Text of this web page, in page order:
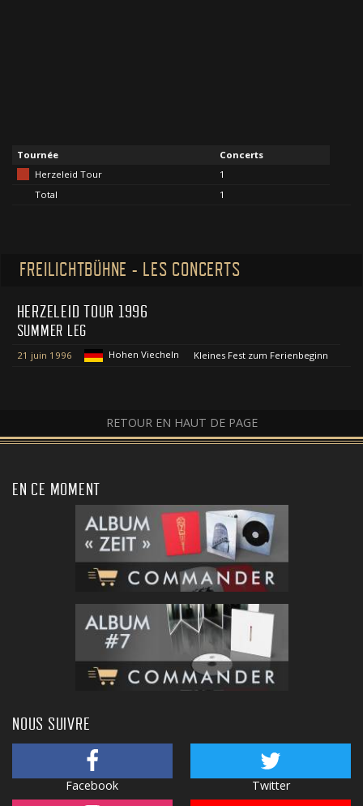
Tournée
Concerts
Herzeleid Tour
1
Total
1
FREILICHTBÜHNE - LES CONCERTS
HERZELEID TOUR 1996
SUMMER LEG
21 juin 1996 Hohen Viecheln Kleines Fest zum Ferienbeginn
RETOUR EN HAUT DE PAGE
EN CE MOMENT
NOUS SUIVRE
Facebook Twitter